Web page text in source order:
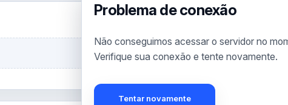
Problema de conexão
Não conseguimos acessar o servidor no
Verifique sua conexão e tente novamente.
Tentar novamente